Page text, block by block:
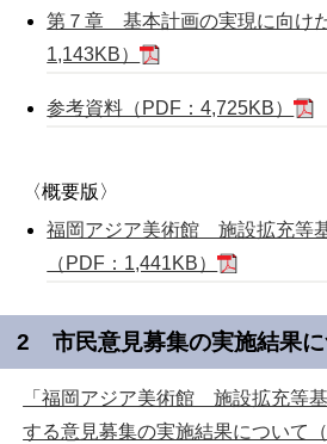
第７章 基本計画の実現に向け
1,143KB）
参考資料（PDF：4,725KB）
〈概要版〉
福岡アジア美術館 施設拡充等
（PDF：1,441KB）
2 市民意見募集の実施結果に
「福岡アジア美術館 施設拡充等
する意見募集の実施結果について